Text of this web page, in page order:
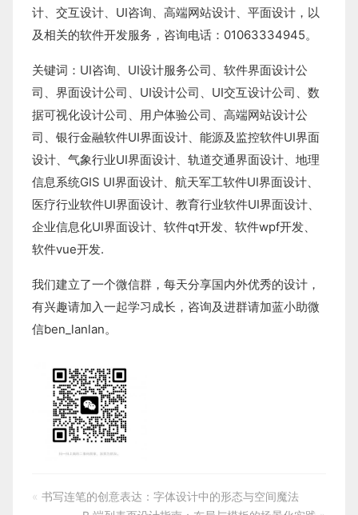
计、 交互设计、 UI咨询、 高端网站设计、 平面设计 ，以
及相关的软件开发服务，咨询电话：01063334945。
关键词： UI咨询、 UI设计服务公司 、 软件界面设计公
司、界面设计公司、 UI设计公司 、 UI交互设计公司 、 数
据可视化设计公司 、 用户体验公司 、 高端网站设计公
司 、 银行金融软件UI界面设计、 能源及监控软件UI界面
设计、 气象行业UI界面设计、 轨道交通界面设计、 地理
信息系统GIS UI界面设计、 航天军工软件UI界面设计、
医疗行业软件UI界面设计、 教育行业软件UI界面设计、
企业信息化UI界面设计、 软件qt开发、 软件wpf开发、
软件vue开发.
我们建立了一个微信群，每天分享国内外优秀的设计，
有兴趣请加入一起学习成长，咨询及进群请加蓝小助微
信ben_lanlan。
« 书写连笔的创意表达：字体设计中的形态与空间魔法